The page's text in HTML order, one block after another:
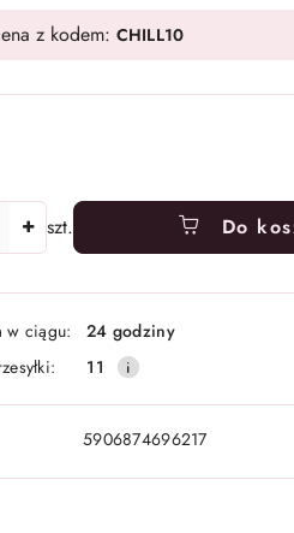
z kodem: CHILL10
szt. Do
w ciągu:
24 godziny
11
5906874696217